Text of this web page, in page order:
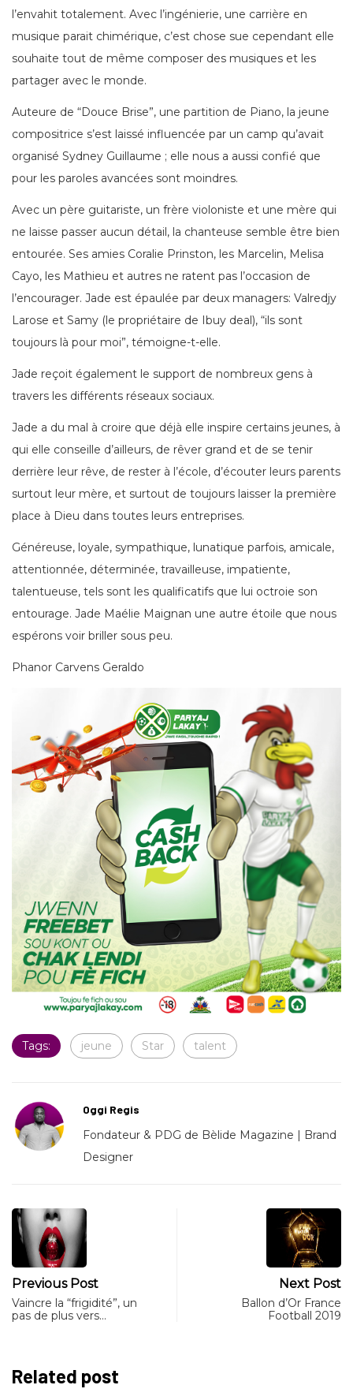
l’envahit totalement. Avec l’ingénierie, une carrière en
musique parait chimérique, c’est chose sue cependant elle
souhaite tout de même composer des musiques et les
partager avec le monde.
Auteure de “Douce Brise”, une partition de Piano, la jeune
compositrice s’est laissé influencée par un camp qu’avait
organisé Sydney Guillaume ; elle nous a aussi confié que
pour les paroles avancées sont moindres.
Avec un père guitariste, un frère violoniste et une mère qui
ne laisse passer aucun détail, la chanteuse semble être bien
entourée. Ses amies Coralie Prinston, les Marcelin, Melisa
Cayo, les Mathieu et autres ne ratent pas l’occasion de
l’encourager. Jade est épaulée par deux managers: Valredjy
Larose et Samy (le propriétaire de Ibuy deal), “ils sont
toujours là pour moi”, témoigne-t-elle.
Jade reçoit également le support de nombreux gens à
travers les différents réseaux sociaux.
Jade a du mal à croire que déjà elle inspire certains jeunes, à
qui elle conseille d’ailleurs, de rêver grand et de se tenir
derrière leur rêve, de rester à l’école, d’écouter leurs parents
surtout leur mère, et surtout de toujours laisser la première
place à Dieu dans toutes leurs entreprises.
Généreuse, loyale, sympathique, lunatique parfois, amicale,
attentionnée, déterminée, travailleuse, impatiente,
talentueuse, tels sont les qualificatifs que lui octroie son
entourage. Jade Maélie Maignan une autre étoile que nous
espérons voir briller sous peu.
Phanor Carvens Geraldo
Tags: jeune Star talent
Oggi Regis
Fondateur & PDG de Bèlide Magazine | Brand
Designer
Previous Post
Vaincre la “frigidité”, un
pas de plus vers…
Next Post
Ballon d’Or France
Football 2019
Related post